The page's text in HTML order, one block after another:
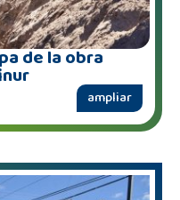
de la obra
ampliar